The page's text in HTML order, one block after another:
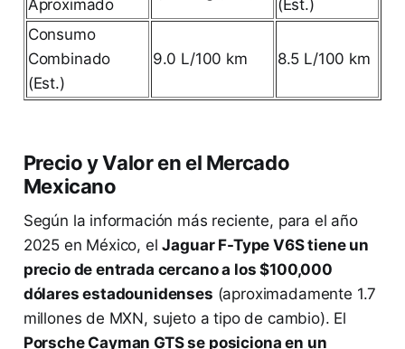
Aproximado
(Est.)
Consumo
Combinado
(Est.)
9.0 L/100 km 8.5 L/100 km
Precio y Valor en el Mercado
Mexicano
Según la información más reciente, para el año
2025 en México, elJaguar F-Type V6S tiene un
precio de entrada cercano a los $100,000
dólares estadounidenses (aproximadamente 1.7
millones de MXN, sujeto a tipo de cambio). El
Porsche Cayman GTS se posiciona en un